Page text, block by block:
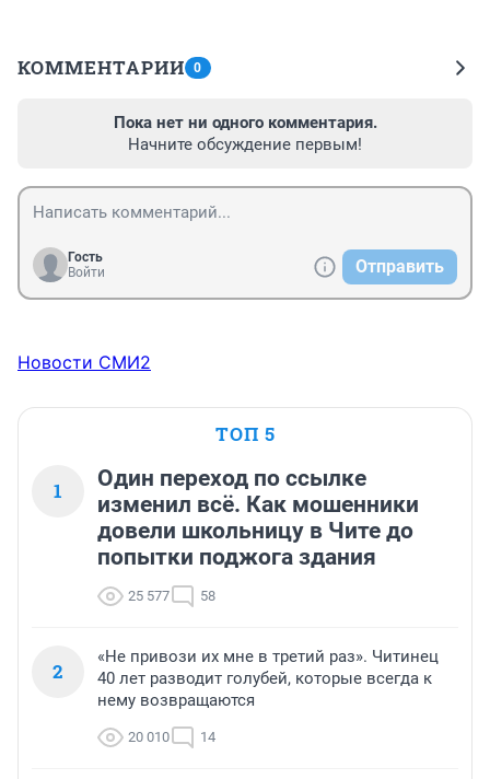
КОММЕНТАРИИ 0
Пока нет ни одного комментария.
Начните обсуждение первым!
Гость
Войти
Отправить
Новости СМИ2
ТОП 5
1
Один переход по ссылке
изменил всё. Как мошенники
довели школьницу в Чите до
попытки поджога здания
25 577 58
2
«Не привози их мне в третий раз». Читинец
40 лет разводит голубей, которые всегда к
нему возвращаются
20 010 14